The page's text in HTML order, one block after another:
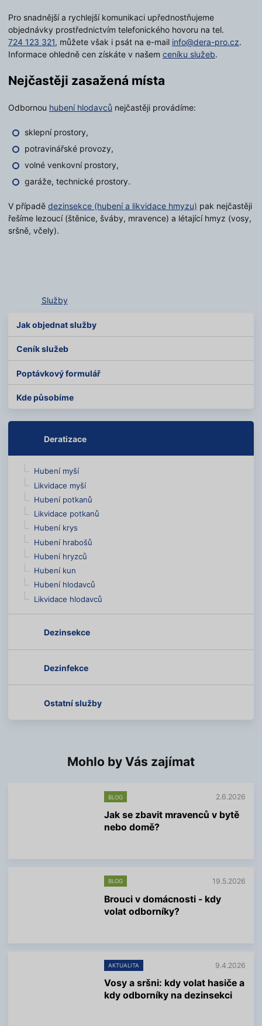
Pro snadnější a rychlejší komunikaci upřednostňujeme
objednávky prostřednictvím telefonického hovoru na tel.
724 123 321, můžete však i psát na e-mail info@dera-pro.cz.
Informace ohledně cen získáte v našem ceníku služeb.
Nejčastěji zasažená místa
Odbornou hubení hlodavců nejčastěji provádíme:
sklepní prostory,
potravinářské provozy,
volné venkovní prostory,
garáže, technické prostory.
V případě dezinsekce (hubení a likvidace hmyzu) pak nejčastěji
řešíme lezoucí (štěnice, šváby, mravence) a létající hmyz (vosy,
sršně, včely).
Služby
Deratizace
Hubení myší
Likvidace myší
Hubení potkanů
Likvidace potkanů
Hubení krys
Hubení hrabošů
Hubení hryzců
Hubení kun
Hubení hlodavců
Likvidace hlodavců
Dezinsekce
Dezinfekce
Ostatní služby
Jak objednat služby
Ceník služeb
Poptávkový formulář
Kde působíme
Mohlo by Vás zajímat
BLOG 2.6.2026
Jak se zbavit mravenců v bytě
nebo domě?
e
i
f
o
í
BLOG 19.5.2026
Brouci v domácnosti - kdy
volat odborníky?
e
i
f
o
AKTUALITA 9.4.2026
Vosy a sršni: kdy volat hasiče a
kdy odborníky na dezinsekci